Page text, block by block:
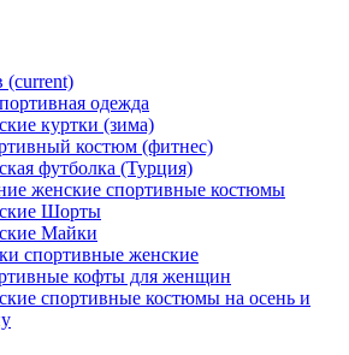
(current)
одежда
куртки (зима)
костюм (фитнес)
футболка (Турция)
женские спортивные костюмы
Шорты
Майки
спортивные женские
кофты для женщин
спортивные костюмы на осень и